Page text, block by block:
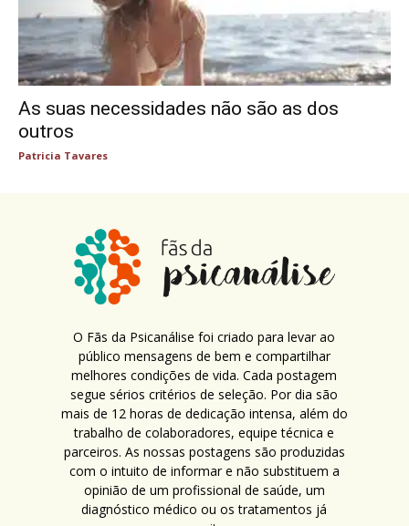
As suas necessidades não são as dos
outros
Patricia Tavares
O Fãs da Psicanálise foi criado para levar ao
público mensagens de bem e compartilhar
melhores condições de vida. Cada postagem
segue sérios critérios de seleção. Por dia são
mais de 12 horas de dedicação intensa, além do
trabalho de colaboradores, equipe técnica e
parceiros. As nossas postagens são produzidas
com o intuito de informar e não substituem a
opinião de um profissional de saúde, um
diagnóstico médico ou os tratamentos já